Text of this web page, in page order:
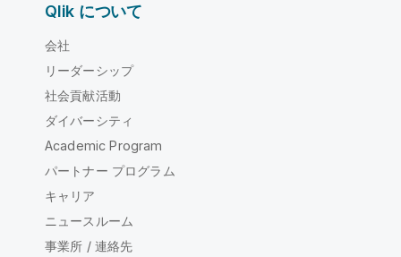
Qlik について
会社
リーダーシップ
社会貢献活動
ダイバーシティ
Academic Program
パートナー プログラム
キャリア
ニュースルーム
事業所 / 連絡先